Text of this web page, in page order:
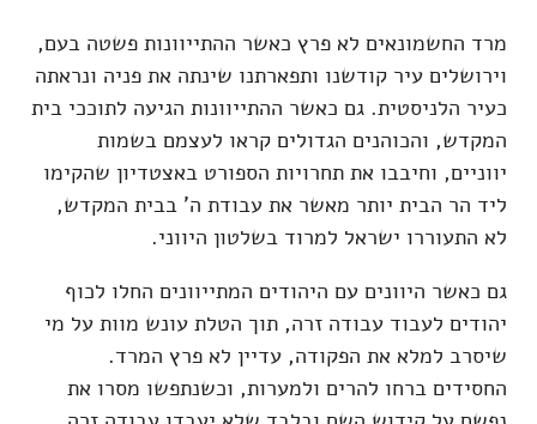
מרד החשמונאים לא פרץ כאשר ההתייוונות פשטה בעם,
וירושלים עיר קודשנו ותפארתנו שינתה את פניה ונראתה
כעיר הלניסטית. גם כאשר ההתייוונות הגיעה לתוככי בית
המקדש, והכוהנים הגדולים קראו לעצמם בשמות
יווניים, וחיבבו את תחרויות הספורט באצטדיון שהקימו
ליד הר הבית יותר מאשר את עבודת ה' בבית המקדש,
לא התעוררו ישראל למרוד בשלטון היווני.
גם כאשר היוונים עם היהודים המתייוונים החלו לכוף
יהודים לעבוד עבודה זרה, תוך הטלת עונש מוות על מי
שיסרב למלא את הפקודה, עדיין לא פרץ המרד.
החסידים ברחו להרים ולמערות, וכשנתפשו מסרו את